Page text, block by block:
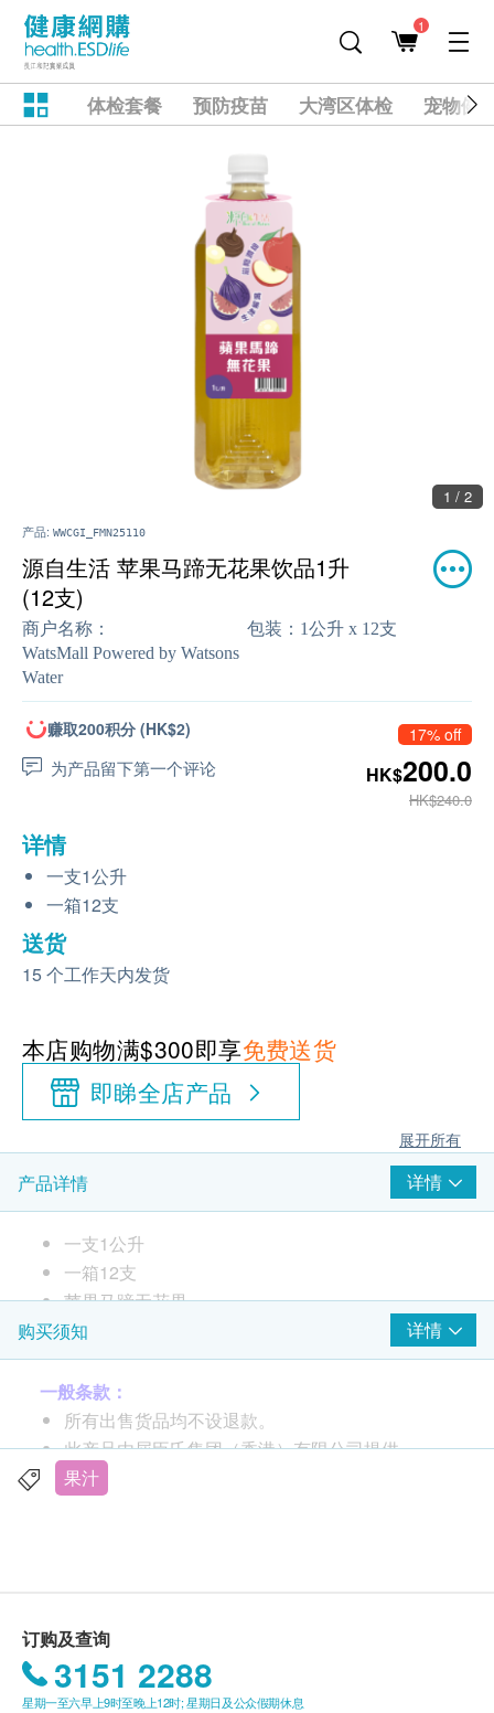
1
体检套餐 预防疫苗 大湾区体检 宠物健
1 / 2
产品: WWCGI_FMN25110
源自生活 苹果马蹄无花果饮品1升
(12支)
商户名称：
WatsMall Powered by Watsons
Water
包装： 1公升 x 12支
赚取200积分 (HK$2)
为产品留下第一个评论
17% off
HK$200.0
HK$240.0
详情
一支1公升
一箱12支
送货
15 个工作天内发货
本店购物满$300即享免费送货
即睇全店产品
展开所有
产品详情 详情
一支1公升
一箱12支
苹果马蹄无花果
苹果无花果果香＋马蹄清爽，温润又解腻
滋阴润燥，生津解渴
购买须知 详情
一般条款：
所有出售货品均不设退款。
此产品由屈臣氏集团（香港）有限公司提供。
如有任何争议，屈臣氏集团（香港）有限公司及生
HK$80运费。
我们将于确定订单后15个工作日内，依地区货期由
屈臣氏蒸馏水送上。
果汁
订购及查询
3151 2288
星期一至六早上9时至晚上12时; 星期日及公众假期休息